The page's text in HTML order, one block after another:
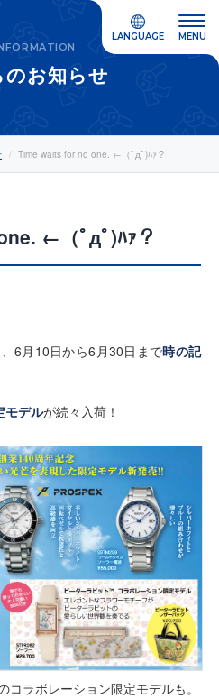
LANGUAGE MENU
のお知らせ
Time waits for no one. ←（ﾟдﾟ)ﾊｧ？
←（ﾟдﾟ)ﾊｧ？
6月10日から6月30日まで時の記
モデルが続々入荷！
コラボレーション限定モデルも。